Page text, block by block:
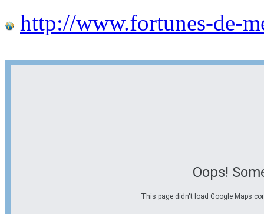
http://www.fortunes-de-
Oops!
This page didn't load Google Maps